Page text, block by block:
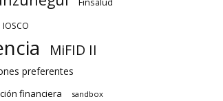
IOSCO
MiFID II
preferentes
financiera sandbox